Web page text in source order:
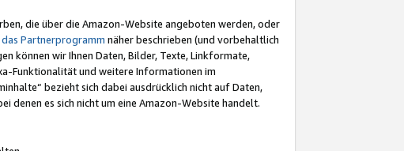
die über die Amazon-Website angeboten werden, oder
Partnerprogramm näher beschrieben (und vorbehaltlich
können wir Ihnen Daten, Bilder, Texte, Linkformate,
Funktionalität und weitere Informationen im
bezieht sich dabei ausdrücklich nicht auf Daten,
denen es sich nicht um eine Amazon-Website handelt.